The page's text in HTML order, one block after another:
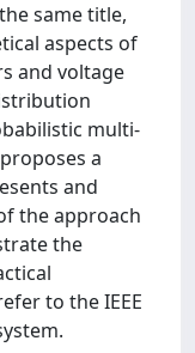
same title,
aspects of
and voltage
multi-
a
and
the approach
the
to the IEEE